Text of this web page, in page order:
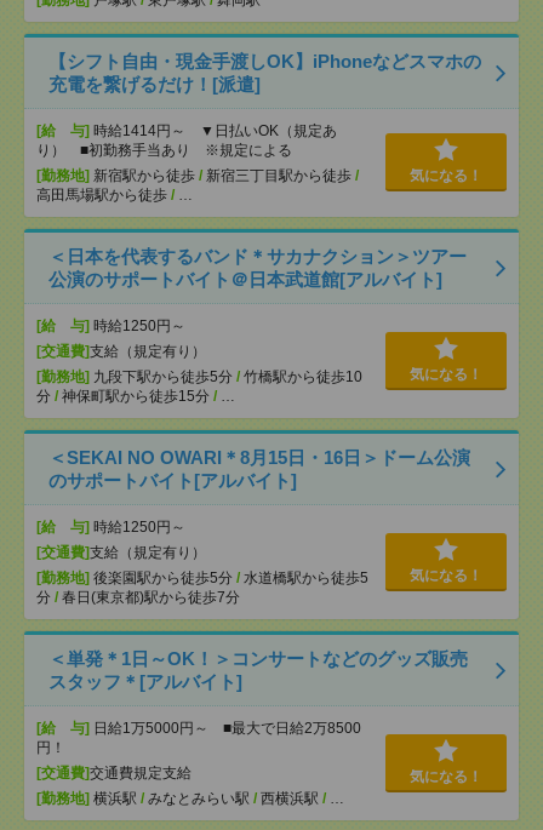
【シフト自由・現金手渡しOK】iPhoneなどスマホの
充電を繋げるだけ！[派遣]
[給 与] 時給1414円～ ▼日払いOK（規定あ
り） ■初勤務手当あり ※規定による
[勤務地] 新宿駅から徒歩 / 新宿三丁目駅から徒歩 /
高田馬場駅から徒歩 / …
気になる！
＜日本を代表するバンド＊サカナクション＞ツアー
公演のサポートバイト＠日本武道館[アルバイト]
[給 与] 時給1250円～
[交通費]支給（規定有り）
[勤務地] 九段下駅から徒歩5分 / 竹橋駅から徒歩10
分 / 神保町駅から徒歩15分 / …
気になる！
＜SEKAI NO OWARI＊8月15日・16日＞ドーム公演
のサポートバイト[アルバイト]
[給 与] 時給1250円～
[交通費]支給（規定有り）
[勤務地] 後楽園駅から徒歩5分 / 水道橋駅から徒歩5
分 / 春日(東京都)駅から徒歩7分
気になる！
＜単発＊1日～OK！＞コンサートなどのグッズ販売
スタッフ＊[アルバイト]
[給 与] 日給1万5000円～ ■最大で日給2万8500
円！
[交通費]交通費規定支給
[勤務地] 横浜駅 / みなとみらい駅 / 西横浜駅 / …
気になる！